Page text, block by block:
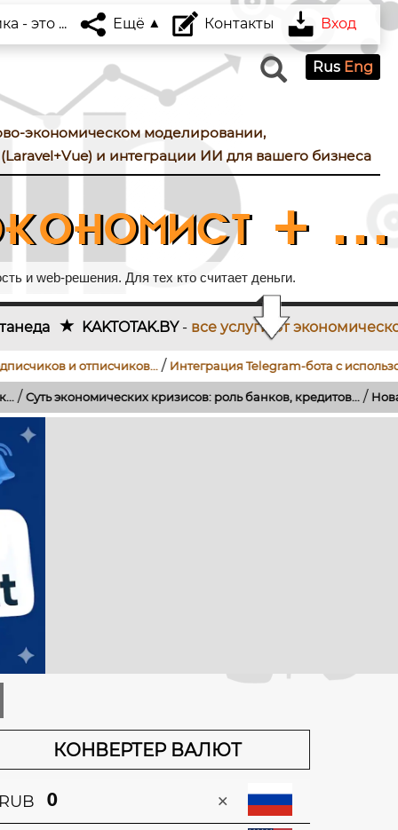
+ ...
и web-решения. Для тех кто считает деньги.
экономическом моделировании,
и интеграции ИИ для вашего бизнеса
Rus Eng
- это ... Ещё Контакты Вход
-все услуги от экономического
/Интеграция Telegram-бота с использованием.../Как
кризисов: роль банков, кредитов.../Новая модель поиска
КОНВЕРТЕР ВАЛЮТ
RUB ×